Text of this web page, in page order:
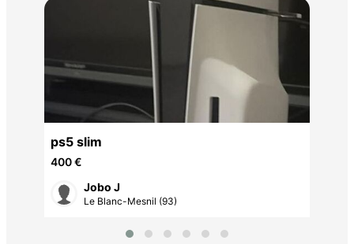
ps5 slim
400 €
Jobo J
Le Blanc-Mesnil (93)